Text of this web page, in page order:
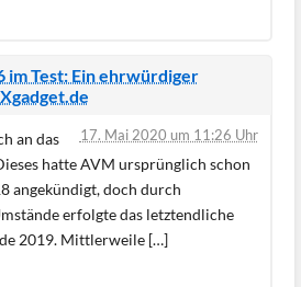
im Test: Ein ehrwürdiger
17. Mai 2020 um 11:26 Uhr
an das
hatte AVM ursprünglich schon
angekündigt, doch durch
erfolgte das letztendliche
2019. Mittlerweile […]